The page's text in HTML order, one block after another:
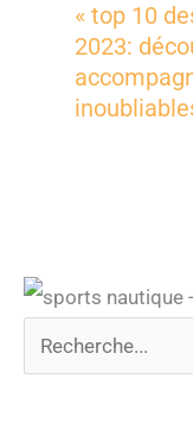
« top 10
2023: